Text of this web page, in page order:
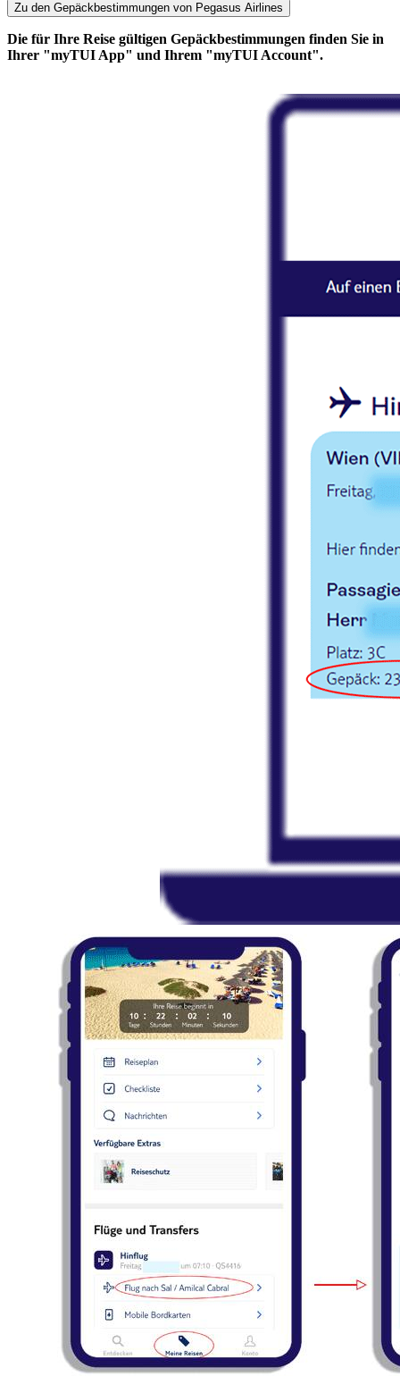
Zu den Gepäckbestimmungen von Pegasus Airlines
Die für Ihre Reise gültigen Gepäckbestimmungen finden Sie in
Ihrer "myTUI App" und Ihrem "myTUI Account".